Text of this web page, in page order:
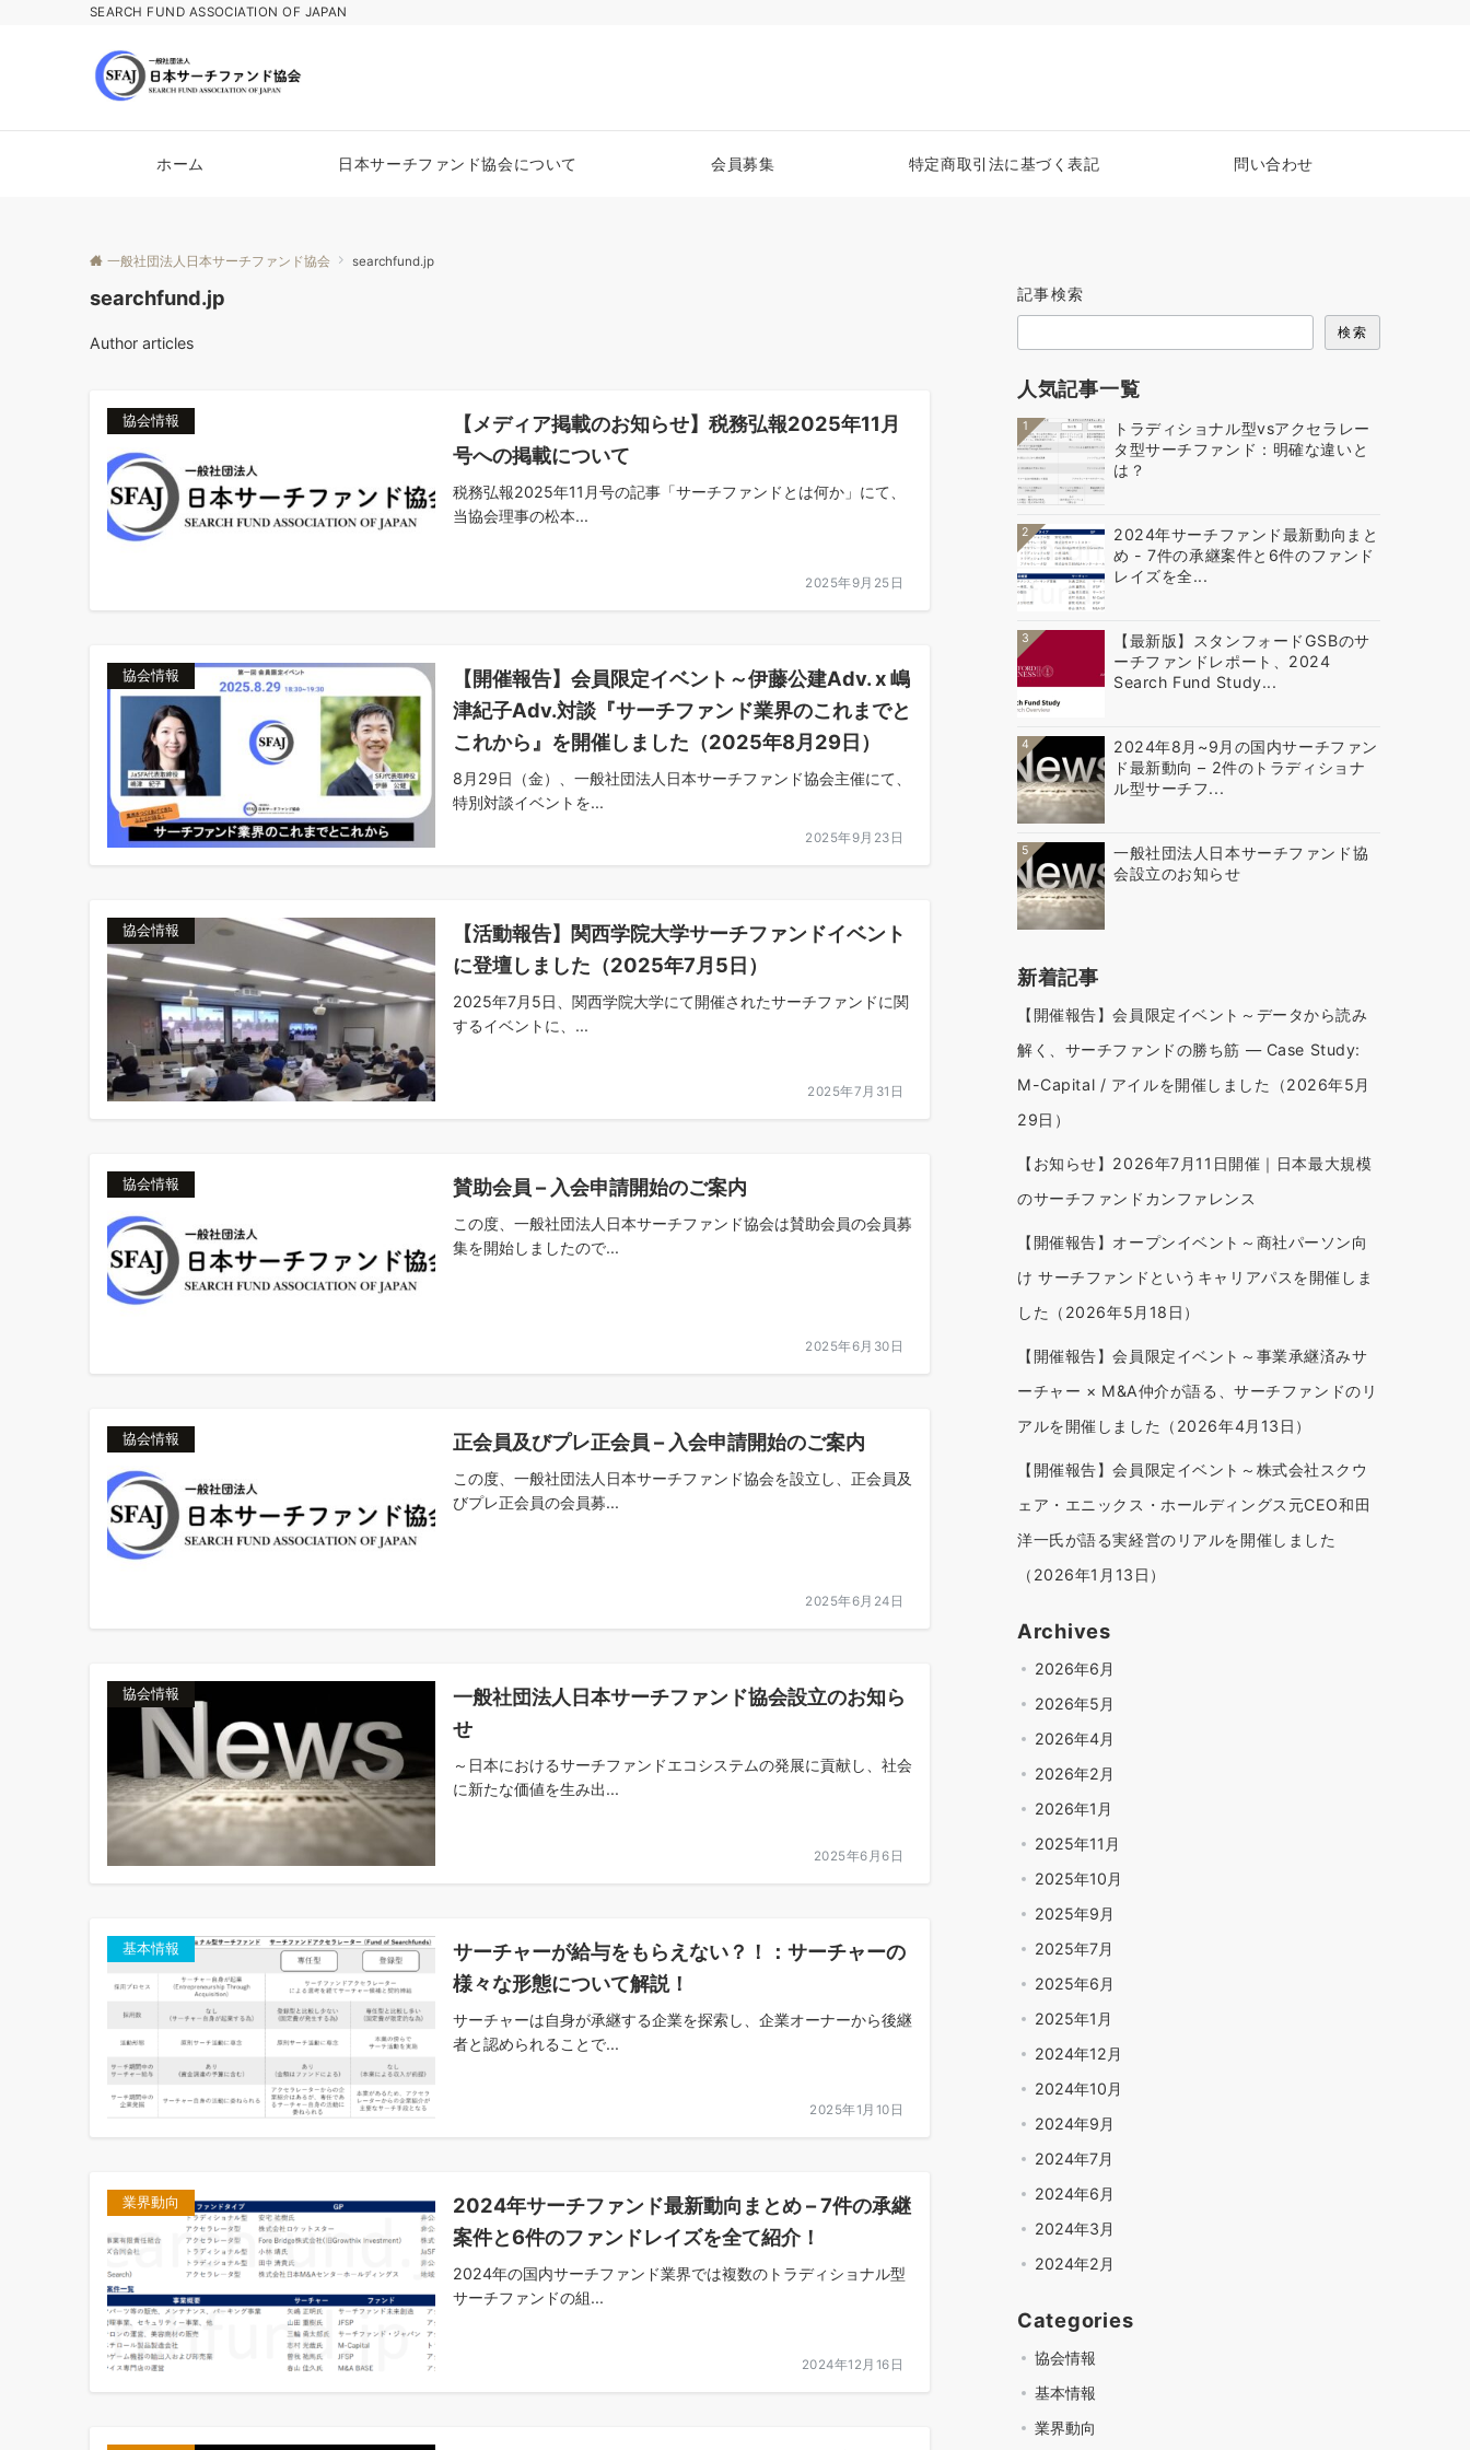
SEARCH FUND ASSOCIATION OF JAPAN
ホーム 日本サーチファンド協会について 会員募集 特定商取引法に基づく表記 問い合わせ
一般社団法人日本サーチファンド協会 searchfund.jp
searchfund.jp
Author articles
協会情報
【メディア掲載のお知らせ】税務弘報2025年11月
号への掲載について
税務弘報2025年11月号の記事「サーチファンドとは何か」にて、
当協会理事の松本...
2025年9月25日
協会情報
【開催報告】会員限定イベント～伊藤公建Adv. x 嶋
津紀子Adv.対談『サーチファンド業界のこれまでと
これから』を開催しました（2025年8月29日）
8月29日（金）、一般社団法人日本サーチファンド協会主催にて、
特別対談イベントを...
2025年9月23日
協会情報
【活動報告】関西学院大学サーチファンドイベント
に登壇しました（2025年7月5日）
2025年7月5日、関西学院大学にて開催されたサーチファンドに関
するイベントに、...
2025年7月31日
協会情報 賛助会員 – 入会申請開始のご案内
この度、一般社団法人日本サーチファンド協会は賛助会員の会員募
集を開始しましたので...
2025年6月30日
協会情報 正会員及びプレ正会員 – 入会申請開始のご案内
この度、一般社団法人日本サーチファンド協会を設立し、正会員及
びプレ正会員の会員募...
2025年6月24日
協会情報
一般社団法人日本サーチファンド協会設立のお知ら
せ
～日本におけるサーチファンドエコシステムの発展に貢献し、社会
に新たな価値を生み出...
2025年6月6日
基本情報
サーチャーが給与をもらえない？！：サーチャーの
様々な形態について解説！
サーチャーは自身が承継する企業を探索し、企業オーナーから後継
者と認められることで...
2025年1月10日
業界動向
2024年サーチファンド最新動向まとめ – 7件の承継
案件と6件のファンドレイズを全て紹介！
2024年の国内サーチファンド業界では複数のトラディショナル型
サーチファンドの組...
2024年12月16日
記事検索
検索
人気記事一覧
1
トラディショナル型vsアクセラレー
タ型サーチファンド：明確な違いと
は？
2
2024年サーチファンド最新動向まと
め - 7件の承継案件と6件のファンド
レイズを全...
3
【最新版】スタンフォードGSBのサ
ーチファンドレポート、2024
Search Fund Study...
4
2024年8月~9月の国内サーチファン
ド最新動向 – 2件のトラディショナ
ル型サーチフ...
5
一般社団法人日本サーチファンド協
会設立のお知らせ
新着記事
【開催報告】会員限定イベント～データから読み
解く、サーチファンドの勝ち筋 — Case Study:
M-Capital / アイルを開催しました（2026年5月
29日）
【お知らせ】2026年7月11日開催｜日本最大規模
のサーチファンドカンファレンス
【開催報告】オープンイベント～商社パーソン向
け サーチファンドというキャリアパスを開催しま
した（2026年5月18日）
【開催報告】会員限定イベント～事業承継済みサ
ーチャー × M&A仲介が語る、サーチファンドのリ
アルを開催しました（2026年4月13日）
【開催報告】会員限定イベント～株式会社スクウ
ェア・エニックス・ホールディングス元CEO和田
洋一氏が語る実経営のリアルを開催しました
（2026年1月13日）
Archives
2026年6月
2026年5月
2026年4月
2026年2月
2026年1月
2025年11月
2025年10月
2025年9月
2025年7月
2025年6月
2025年1月
2024年12月
2024年10月
2024年9月
2024年7月
2024年6月
2024年3月
2024年2月
Categories
協会情報
基本情報
業界動向